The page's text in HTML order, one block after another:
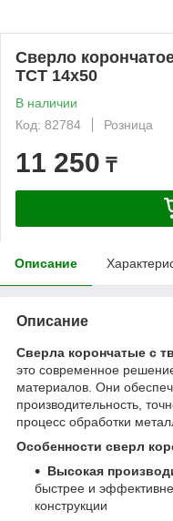
Сверло
TCT 14х50
В наличии
Код: 82784
Розница
11 250 ₸
Описание
Описание
Сверла корончатые с
это современное
материалов. Они
производительность,
процесс обработки
Особенности сверл
Высокая
быстрее и
конструкции